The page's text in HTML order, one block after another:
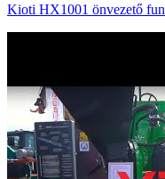
Kioti HX1001 önvezető